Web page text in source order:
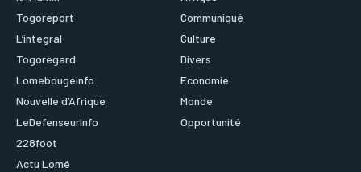
Togoreport
L’integral
Togoregard
Lomebougeinfo
Nouvelle d’Afrique
LeDefenseurInfo
228foot
Actu Lomé
Communiqué
Culture
Divers
Economie
Monde
Opportunité